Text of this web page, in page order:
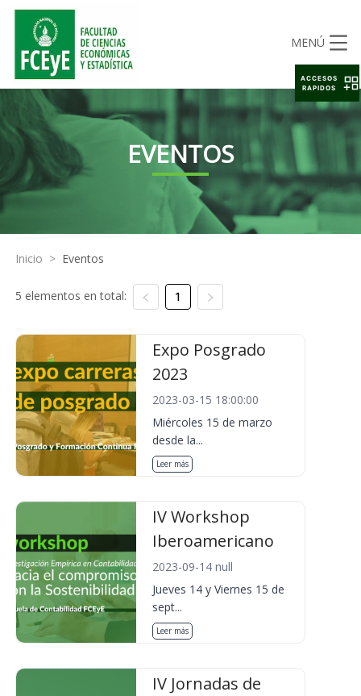
MENÚ
EVENTOS
Inicio > Eventos
5 elementos en total: 1
Expo Posgrado
2023
2023-03-15 18:00:00
Miércoles 15 de marzo
desde la...
Leer más
IV Workshop
Iberoamericano
2023-09-14 null
Jueves 14 y Viernes 15 de
sept...
Leer más
IV Jornadas de
ACCESOS
RAPIDOS